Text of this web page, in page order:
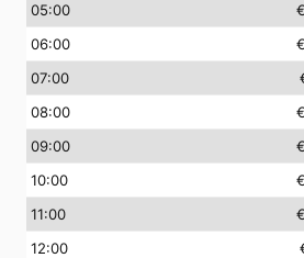
05:00
06:00
07:00
08:00
09:00
10:00
11:00
12:00